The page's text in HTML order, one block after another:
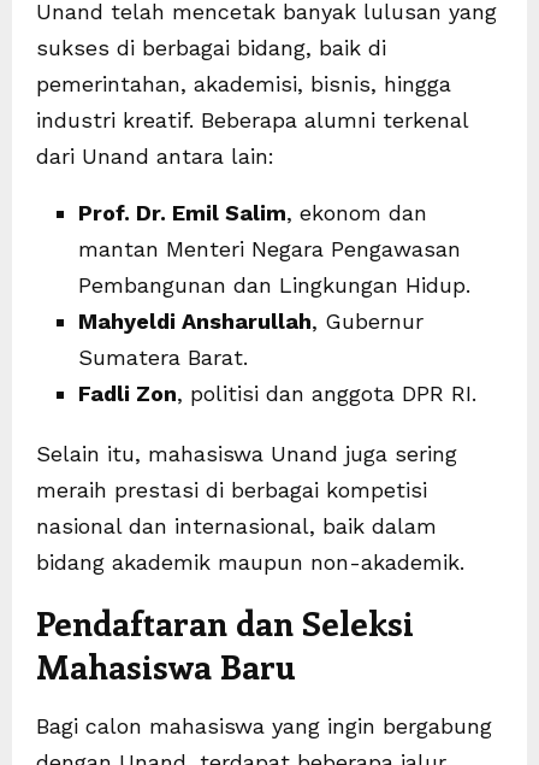
Unand telah mencetak banyak lulusan yang
sukses di berbagai bidang, baik di
pemerintahan, akademisi, bisnis, hingga
industri kreatif. Beberapa alumni terkenal
dari Unand antara lain:
Prof. Dr. Emil Salim, ekonom dan
mantan Menteri Negara Pengawasan
Pembangunan dan Lingkungan Hidup.
Mahyeldi Ansharullah, Gubernur
Sumatera Barat.
Fadli Zon, politisi dan anggota DPR RI.
Selain itu, mahasiswa Unand juga sering
meraih prestasi di berbagai kompetisi
nasional dan internasional, baik dalam
bidang akademik maupun non-akademik.
Pendaftaran dan Seleksi
Mahasiswa Baru
Bagi calon mahasiswa yang ingin bergabung